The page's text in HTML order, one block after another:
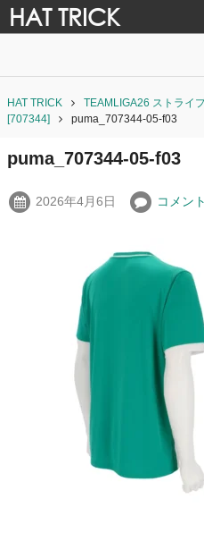
HAT TRICK
HAT TRICK
TEAMLIGA26 ストライ
[707344]
puma_707344-05-f03
puma_707344-05-f03
2026年4月6日 コメン